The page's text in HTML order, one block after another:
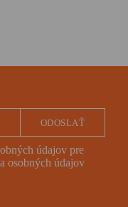
údajov pre
osobných údajov
ODOSLAŤ